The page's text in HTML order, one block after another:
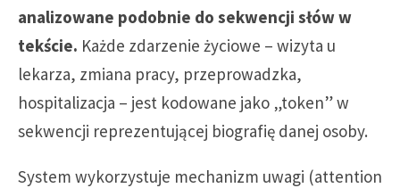
analizowane podobnie do sekwencji słów w
tekście. Każde zdarzenie życiowe – wizyta u
lekarza, zmiana pracy, przeprowadzka,
hospitalizacja – jest kodowane jako „token” w
sekwencji reprezentującej biografię danej osoby.
System wykorzystuje mechanizm uwagi (attention